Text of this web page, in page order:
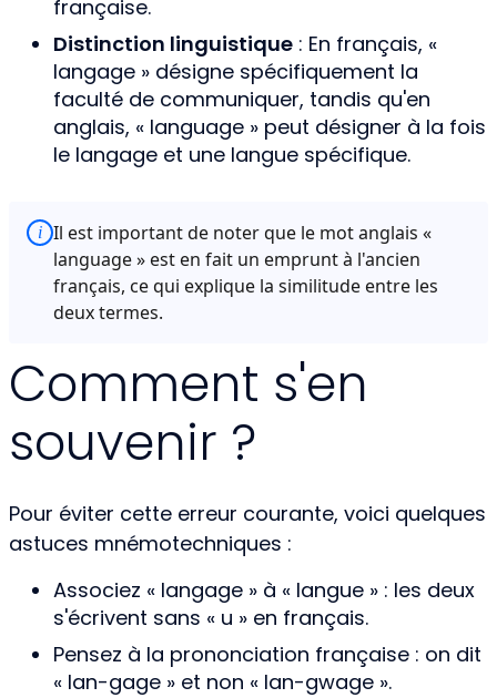
française.
Distinction linguistique : En français, «
langage » désigne spécifiquement la
faculté de communiquer, tandis qu'en
anglais, « language » peut désigner à la fois
le langage et une langue spécifique.
i Il est important de noter que le mot anglais «
language » est en fait un emprunt à l'ancien
français, ce qui explique la similitude entre les
deux termes.
Comment s'en
souvenir ?
Pour éviter cette erreur courante, voici quelques
astuces mnémotechniques :
Associez « langage » à « langue » : les deux
s'écrivent sans « u » en français.
Pensez à la prononciation française : on dit
« lan-gage » et non « lan-gwage ».